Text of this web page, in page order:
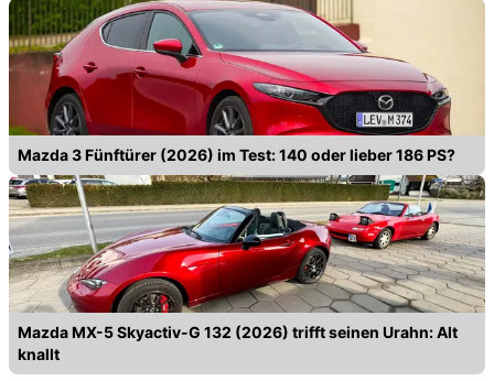
Mazda 3 Fünftürer (2026) im Test: 140 oder lieber 186 PS?
Mazda MX-5 Skyactiv-G 132 (2026) trifft seinen Urahn: Alt
knallt